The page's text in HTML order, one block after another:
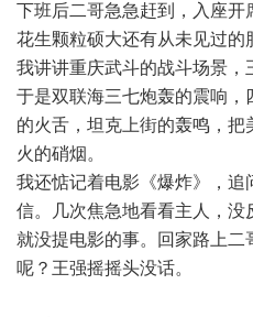
下班后二哥急急赶到，入座开
花生颗粒硕大还有从未见过
我讲讲重庆武斗的战斗场景，
于是双联海三七炮轰的震响，
的火舌，坦克上街的轰鸣，
火的硝烟。
我还惦记着电影《爆炸》，
信。几次焦急地看看主人，
就没提电影的事。回家路上
呢？王强摇摇头没话。